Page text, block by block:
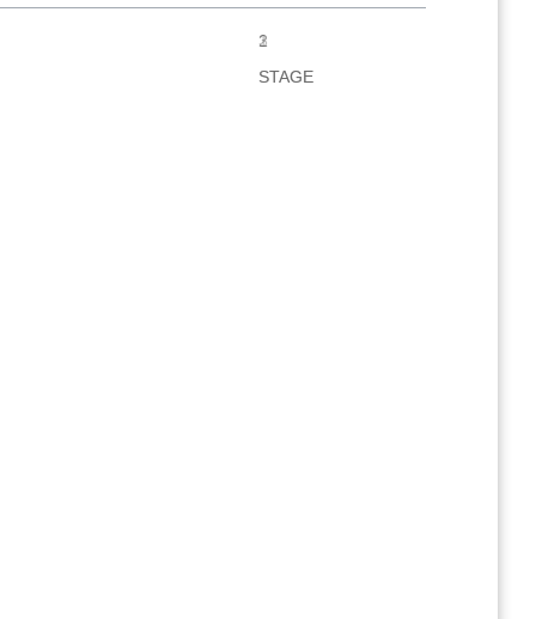
1
STAGE
2
STAGE
3
STAGE